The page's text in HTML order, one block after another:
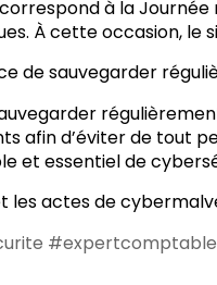
correspond à la
À cette occasion, le
de sauvegarder
afin d’éviter de tout
et essentiel de
les actes de
#expertcomptable